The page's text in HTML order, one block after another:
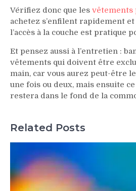
Vérifiez donc que les vêtements
achetez s’enfilent rapidement
l’accès à la couche est pratique
Et pensez aussi à l’entretien :
vêtements qui doivent être
main, car vous aurez peut-être
une fois ou deux, mais ensuite
restera dans le fond de la
Related Posts